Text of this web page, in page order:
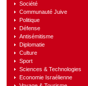
Société
Communauté Juive
Politique
Défense
Antisémitisme
Diplomatie
Culture
Sport
Sciences & Technologies
Economie Israélienne